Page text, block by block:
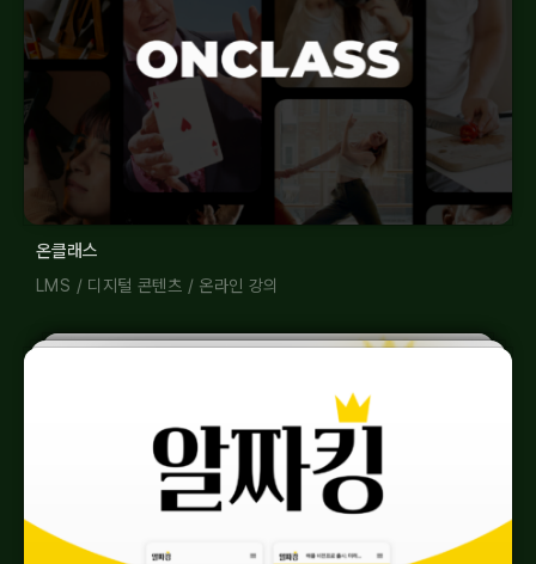
온클래스
LMS / 디지털 콘텐츠 / 온라인 강의